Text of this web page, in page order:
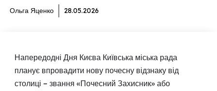
Ольга Яценко 28.05.2026
Напередодні Дня Києва Київська міська рада
планує впровадити нову почесну відзнаку від
столиці – звання «Почесний Захисник» або